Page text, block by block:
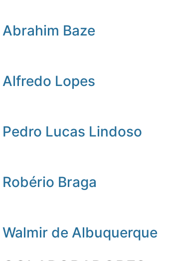
Abrahim Baze
Alfredo Lopes
Pedro Lucas Lindoso
Robério Braga
Walmir de Albuquerque